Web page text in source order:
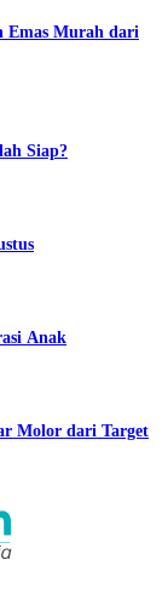
Emas Murah dari
Siap?
Anak
Molor dari Target